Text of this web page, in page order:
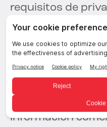
requisitos de
cumplimiento
Exposición
propiedad
Los agentes de
información